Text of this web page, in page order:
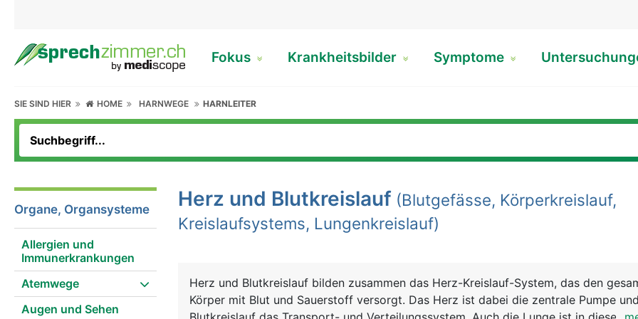
Fokus Krankheitsbilder Symptome
SIE SIND HIER HOME HARNWEGE HARNLEITER
Organe, Organsysteme
Allergien und
Immunerkrankungen
Atemwege
Augen und Sehen
Herz und Blutkreislauf (Blutgefässe, Körperkreislauf,
Kreislaufsystems, Lungenkreislauf)
Herz und Blutkreislauf bilden zusammen das Herz-Kreislauf-System, das den
Körper mit Blut und Sauerstoff versorgt. Das Herz ist dabei die zentrale Pumpe